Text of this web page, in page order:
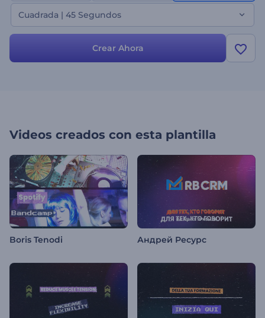
un opener de video profesional. Perfectamente adecuado para
promociones de nuevos productos, invitaciones a eventos,
presentaciones de marca, presentaciones de diapositivas
Cuadrada | 45 Segundos
Crear Ahora
Videos creados con esta plantilla
Boris Tenodi Андрей Ресурс